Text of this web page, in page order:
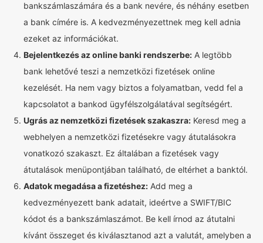
bankszámlaszámára és a bank nevére, és néhány esetben
a bank címére is. A kedvezményezettnek meg kell adnia
ezeket az információkat.
Bejelentkezés az online banki rendszerbe: A legtöbb
bank lehetővé teszi a nemzetközi fizetések online
kezelését. Ha nem vagy biztos a folyamatban, vedd fel a
kapcsolatot a bankod ügyfélszolgálatával segítségért.
Ugrás az nemzetközi fizetések szakaszra: Keresd meg a
webhelyen a nemzetközi fizetésekre vagy átutalásokra
vonatkozó szakaszt. Ez általában a fizetések vagy
átutalások menüpontjában található, de eltérhet a banktól.
Adatok megadása a fizetéshez: Add meg a
kedvezményezett bank adatait, ideértve a SWIFT/BIC
kódot és a bankszámlaszámot. Be kell írnod az átutalni
kívánt összeget és kiválasztanod azt a valutát, amelyben a